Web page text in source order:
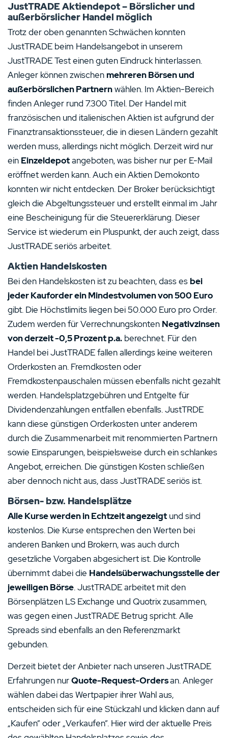
JustTRADE Aktiendepot – Börslicher und
außerbörslicher Handel möglich
Trotz der oben genannten Schwächen konnten
JustTRADE beim Handelsangebot in unserem
JustTRADE Test einen guten Eindruck hinterlassen.
Anleger können zwischen mehreren Börsen und
außerbörslichen Partnernwählen. Im Aktien-Bereich
finden Anleger rund 7.300 Titel. Der Handel mit
französischen und italienischen Aktien ist aufgrund der
Finanztransaktionssteuer, die in diesen Ländern gezahlt
werden muss, allerdings nicht möglich. Derzeit wird nur
ein Einzeldepotangeboten, was bisher nur per E-Mail
eröffnet werden kann. Auch ein Aktien Demokonto
konnten wir nicht entdecken. Der Broker berücksichtigt
gleich die Abgeltungssteuer und erstellt einmal im Jahr
eine Bescheinigung für die Steuererklärung. Dieser
Service ist wiederum ein Pluspunkt, der auch zeigt, dass
JustTRADE seriös arbeitet.
Aktien Handelskosten
Bei den Handelskosten ist zu beachten, dass es bei
jeder Kauforder ein Mindestvolumen von 500 Euro
gibt. Die Höchstlimits liegen bei 50.000 Euro pro Order.
Zudem werden für Verrechnungskonten Negativzinsen
von derzeit -0,5 Prozent p.a. berechnet. Für den
Handel bei JustTRADE fallen allerdings keine weiteren
Orderkosten an. Fremdkosten oder
Fremdkostenpauschalen müssen ebenfalls nicht gezahlt
werden. Handelsplatzgebühren und Entgelte für
Dividendenzahlungen entfallen ebenfalls. JustTRDE
kann diese günstigen Orderkosten unter anderem
durch die Zusammenarbeit mit renommierten Partnern
sowie Einsparungen, beispielsweise durch ein schlankes
Angebot, erreichen. Die günstigen Kosten schließen
aber dennoch nicht aus, dass JustTRADE seriös ist.
Börsen- bzw. Handelsplätze
Alle Kurse werden in Echtzeit angezeigt und sind
kostenlos. Die Kurse entsprechen den Werten bei
anderen Banken und Brokern, was auch durch
gesetzliche Vorgaben abgesichert ist. Die Kontrolle
übernimmt dabei die Handelsüberwachungsstelle der
jeweiligen Börse. JustTRADE arbeitet mit den
Börsenplätzen LS Exchange und Quotrix zusammen,
was gegen einen JustTRADE Betrug spricht. Alle
Spreads sind ebenfalls an den Referenzmarkt
gebunden.
Derzeit bietet der Anbieter nach unseren JustTRADE
Erfahrungen nurQuote-Request-Ordersan. Anleger
wählen dabei das Wertpapier ihrer Wahl aus,
entscheiden sich für eine Stückzahl und klicken dann auf
„Kaufen“ oder „Verkaufen“. Hier wird der aktuelle Preis